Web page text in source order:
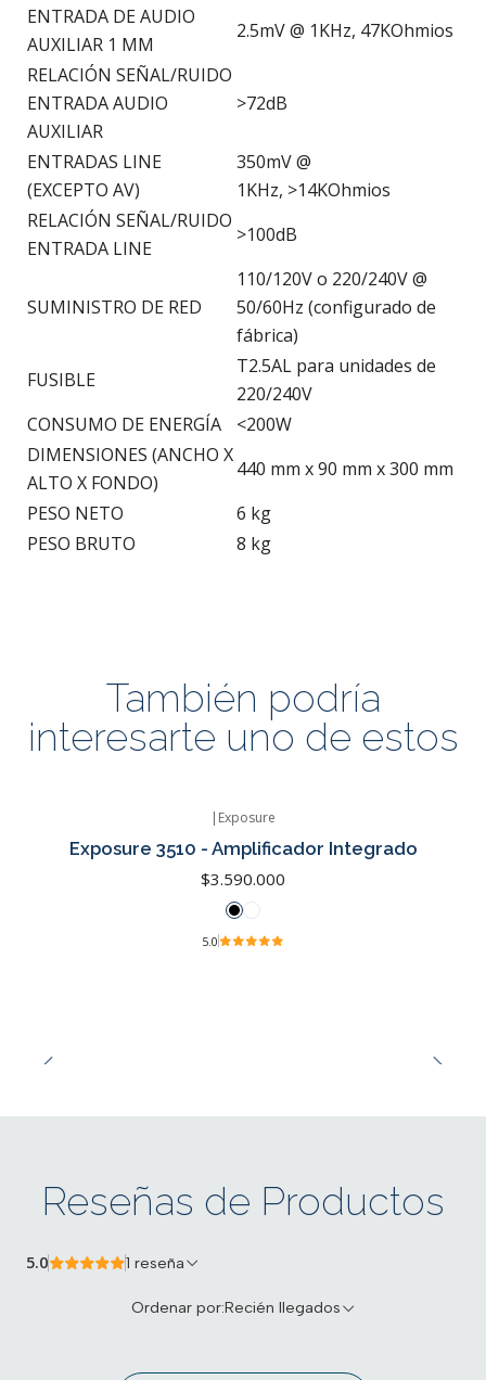
ENTRADA DE AUDIO
AUXILIAR 1 MM
2.5mV @ 1KHz, 47KOhmios
RELACIÓN SEÑAL/RUIDO
ENTRADA AUDIO
AUXILIAR
>72dB
ENTRADAS LINE
(EXCEPTO AV)
350mV @
1KHz, >14KOhmios
RELACIÓN SEÑAL/RUIDO
ENTRADA LINE
>100dB
SUMINISTRO DE RED
110/120V o 220/240V @
50/60Hz (configurado de
fábrica)
FUSIBLE
T2.5AL para unidades de
220/240V
CONSUMO DE ENERGÍA
<200W
DIMENSIONES (ANCHO X
ALTO X FONDO)
440 mm x 90 mm x 300 mm
PESO NETO
6 kg
PESO BRUTO
8 kg
También podría
interesarte uno de estos
| Exposure
Exposure 3510 - Amplificador Integrado
$3.590.000
5.0
Reseñas de Productos
5.0 1 reseña
Ordenar por:Recién llegados